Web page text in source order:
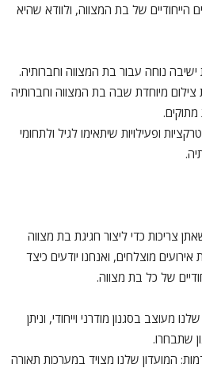
של בת המצווה, ולוודא שהיא
נוחה עבור בת המצווה וחברותיה.
צילום מיוחדת שבה בת המצווה וחברותיה
מתוקים.
ופעילויות שיתאימו לגיל ולתחומי
צריכות כדי ליצור חגיגת בת מצווה
מוצלחים, ואנחנו יודעים כיצד
של כל בת מצווה.
מעוצב בסגנון מודרני וייחודי, וניתן
שתבחרו.
המועדון שלנו מצויד במערכות תאורה